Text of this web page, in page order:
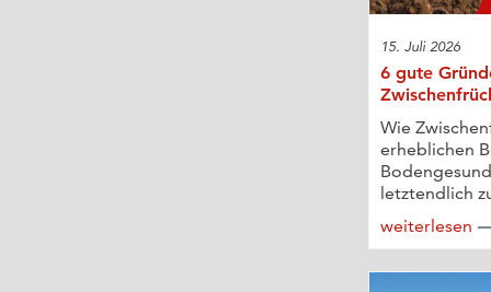
15. Juli 2026
6 gute
Wie
erheblichen
letztendlich
weiterlesen